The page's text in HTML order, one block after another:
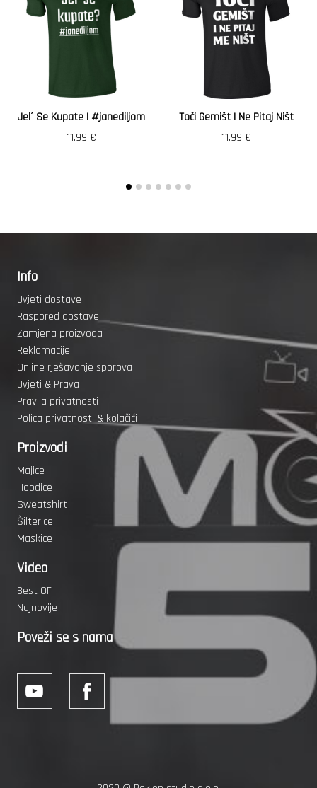
Jel´ Se Kupate | #janediljom
11.99 €
Toči Gemišt I Ne Pitaj Ništ
11.99 €
Info
Uvjeti dostave
Raspored dostave
Zamjena proizvoda
Reklamacije
Online rješavanje sporova
Uvjeti & Prava
Pravila privatnosti
Polica privatnosti & kolačići
Proizvodi
Majice
Hoodice
Sweatshirt
Šilterice
Maskice
Video
Best OF
Najnovije
Poveži se s nama